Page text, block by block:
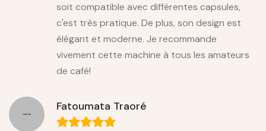
soit compatible avec différentes capsules,
c'est très pratique. De plus, son design est
élégant et moderne. Je recommande
vivement cette machine à tous les amateurs
de café!
Fatoumata Traoré